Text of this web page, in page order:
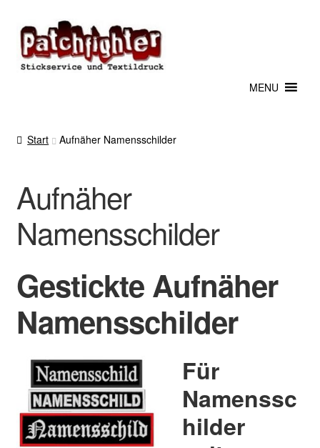
Zur
Navigation
springen
Zum
Inhalt
springen
MENU
Start Aufnäher Namensschilder
Aufnäher
Namensschilder
Gestickte Aufnäher
Namensschilder
Für
Namenssc
hilder